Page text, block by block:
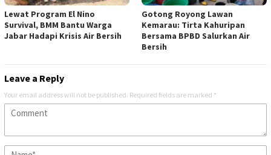
Lewat Program El Nino
Survival, BMM Bantu Warga
Jabar Hadapi Krisis Air Bersih
Gotong Royong Lawan
Kemarau: Tirta Kahuripan
Bersama BPBD Salurkan Air
Bersih
Leave a Reply
Your email address will not be published. Required fields are marked *